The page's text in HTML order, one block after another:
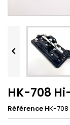

HK-708
RéférenceHK-708